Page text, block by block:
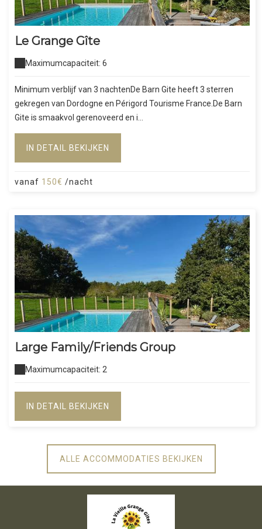
Le Grange Gîte
Maximumcapaciteit: 6
Minimum verblijf van 3 nachtenDe Barn Gite heeft 3 sterren
gekregen van Dordogne en Périgord Tourisme France.De Barn
Gite is smaakvol gerenoveerd en i...
IN DETAIL BEKIJKEN
vanaf 150€ /nacht
Large Family/Friends Group
Maximumcapaciteit: 2
IN DETAIL BEKIJKEN
ALLE ACCOMMODATIES BEKIJKEN